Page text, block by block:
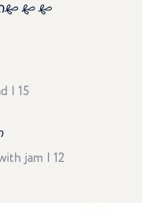
| 15
jam | 12